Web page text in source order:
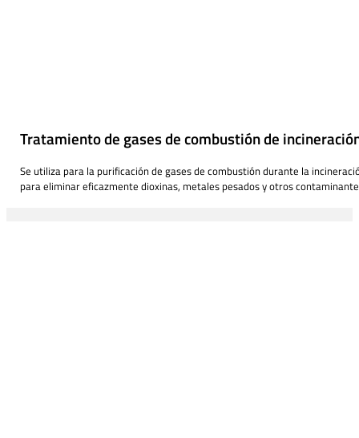
Tratamiento de gases de combustión de
Se utiliza para la purificación de gases de combustión durante la
para eliminar eficazmente dioxinas, metales pesados y otros